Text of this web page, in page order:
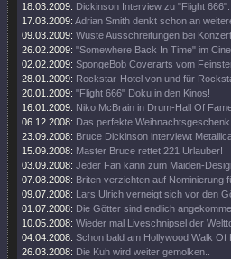
18.03.2009: Dickinson Interview zu "Flight 666".
17.03.2009: Adrian Smith denkt schon an
09.03.2009: Wüste Ausschreitungen bei
26.02.2009: "Somewhere Back In Time" im
02.02.2009: SpongeBob Coverarts vom
28.01.2009: Rockstar-Hotel von und für
20.01.2009: "Flight 666" Doku in den Kinos!
16.01.2009: Niko McBrain in Drum-Hall Of
06.12.2008: Das perfekte
23.09.2008: Bruce Dickinson interviewt
15.09.2008: Master Bruce rettet 221 Urlauber!
03.09.2008: Jeder Fan kann zum Maiden-
07.08.2008: Briten verzichten auf Nominierung
09.07.2008: Lars Ulrich verneigt sich vor den
01.07.2008: Die Götter sind endlich
10.05.2008: Wieder mal Liveschnipsel der
04.04.2008: Schon bald am Hollywood Walk Of
26.03.2008: Die Kuh wird weiter gemolken..